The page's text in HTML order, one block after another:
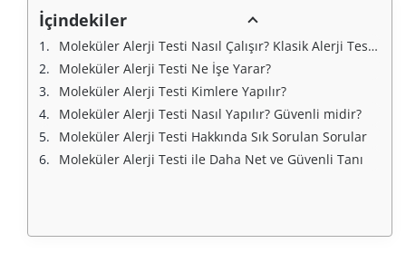
İçindekiler
Moleküler Alerji Testi Nasıl Çalışır? Klasik Alerji Testinden Farkı Nedir?
Moleküler Alerji Testi Ne İşe Yarar?
Moleküler Alerji Testi Kimlere Yapılır?
Moleküler Alerji Testi Nasıl Yapılır? Güvenli midir?
Moleküler Alerji Testi Hakkında Sık Sorulan Sorular
Moleküler Alerji Testi ile Daha Net ve Güvenli Tanı